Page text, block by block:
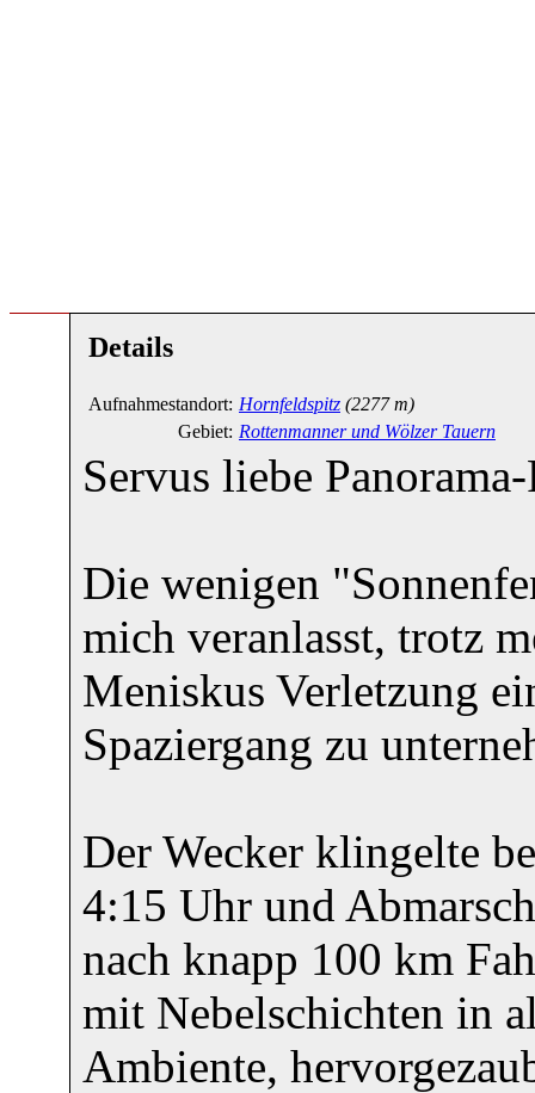
Details
Aufnahmestandort: Hornfeldspitz (2277 m)
Gebiet: Rottenmanner und Wölzer Tauern
Servus liebe
Die wenigen
mich veranlasst, trotz
Meniskus Verletzung
Spaziergang zu
Der Wecker klingelte
4:15 Uhr und
nach knapp 100 km
mit Nebelschichten in
Ambiente,